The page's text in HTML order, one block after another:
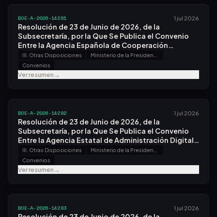
BOE-A-2026-14281 1 jul 2026
Resolución de 23 de Junio de 2026, de la
Subsecretaría, por la Que Se Publica el Convenio
Entre la Agencia Española de Cooperación
Internacional para el Desarrollo y la Oficina
Española de Patentes y Marcas, O.a., para la
Realización de las Programaciones de
Capacitación Técnica e Innovación del Programa
III. Otras Disposiciones
Convenios
Ver resumen→
BOE-A-2026-14282 1 jul 2026
Resolución de 23 de Junio de 2026, de la
Subsecretaría, por la Que Se Publica el Convenio
Entre la Agencia Estatal de Administración Digital
y el Ministerio de Hacienda, para la Prestación del
Servicio Distribuido de Nómina Estándar de la
Administración General del Estado y el Servicio de
Visualización de Nóminas Servinómina.
III. Otras Disposiciones
Convenios
Ver resumen→
BOE-A-2026-14283 1 jul 2026